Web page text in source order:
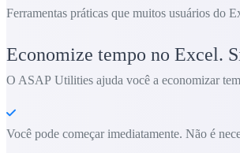
Ferramentas práticas que muitos usuários do
Economize tempo no Excel.
O ASAP Utilities ajuda você a economizar
Você pode começar imediatamente. Não é